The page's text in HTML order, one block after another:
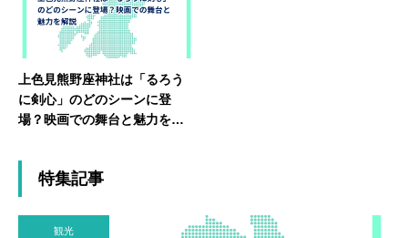
上色見熊野座神社は「るろう
に剣心」のどのシーンに登
場？映画での舞台と魅力を解
特集記事
観光